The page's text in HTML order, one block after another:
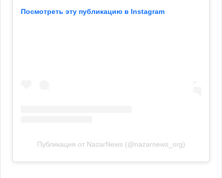
Посмотреть эту публикацию в Instagram
Публикация от NazarNews (@nazarnews_org)